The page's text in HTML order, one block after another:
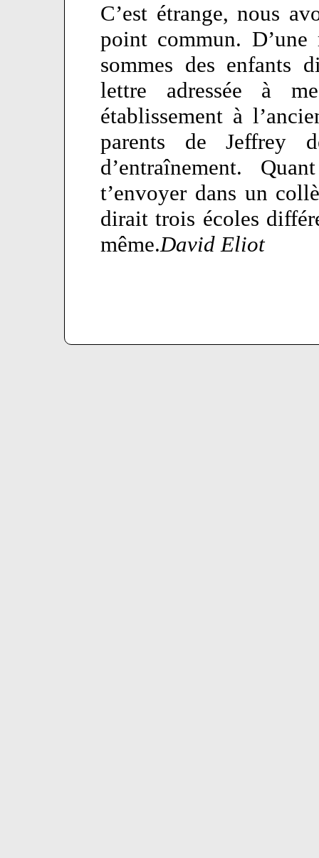
C’est étrange, nous
point commun. D’une
sommes des enfants
lettre adressée à
établissement à
parents de Jeffrey
d’entraînement.
t’envoyer dans un
dirait trois écoles
même.David Eliot